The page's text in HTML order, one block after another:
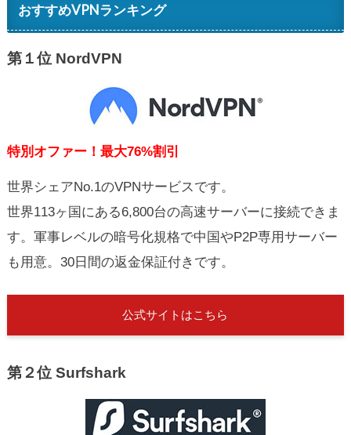
おすすめVPNランキング
第１位 NordVPN
特別オファー！最大76%割引
世界シェアNo.1のVPNサービスです。
世界113ヶ国にある6,800台の高速サーバーに接続できま
す。軍事レベルの暗号化規格で中国やP2P専用サーバー
も用意。30日間の返金保証付きです。
公式サイトはこちら
第２位 Surfshark